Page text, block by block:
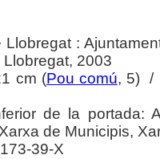
Llobregat :
2003
cm (Pou comú, 5) /
de la portada:
de Municipis,
39-X